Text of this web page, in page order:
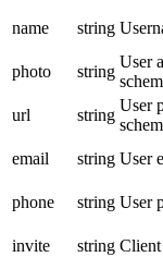
name string
photo
string
User
url
string
User
email
string User
phone
string User
invite
string